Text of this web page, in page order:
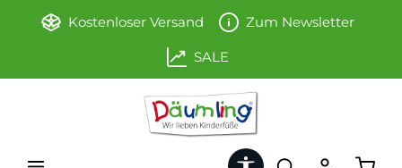
Zum Hauptinhalt springen
Kostenloser Versand Zum Newsletter
SALE
Werkzeugleiste anzeigen